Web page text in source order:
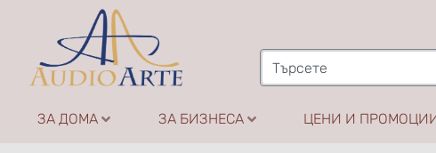
ЗА ДОМА ЗА БИЗНЕСА ЦЕНИ И